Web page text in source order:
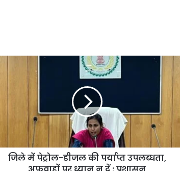
जिले में पेट्रोल-डीजल की पर्याप्त उपलब्धता,